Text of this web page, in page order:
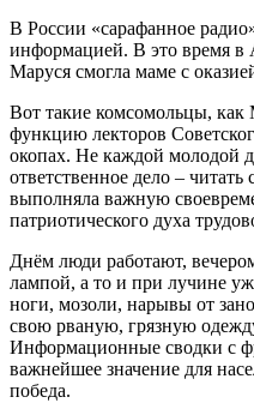
В России «сарафанное
информацией. В это время в
Маруся смогла маме с
Вот такие комсомольцы,
функцию лекторов
окопах. Не каждой молодой
ответственное дело –
выполняла важную
патриотического духа
Днём люди работают,
лампой, а то и при лучине
ноги, мозоли, нарывы от
свою рваную, грязную
Информационные сводки с
важнейшее значение для
победа.